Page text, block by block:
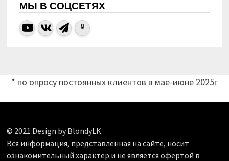
МЫ В СОЦСЕТЯХ
* по опросу постоянных клиентов в мае-июне 2025г
© 2021 Design by BlondyLK
Вся информация, представленная на сайте, носит
ознакомительный характер и не является офертой в